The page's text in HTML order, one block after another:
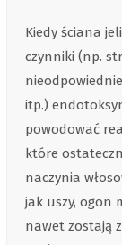
Kiedy ściana
czynniki (np.
itp.)
powodować
które
naczynia
jak uszy, ogon
nawet zostają